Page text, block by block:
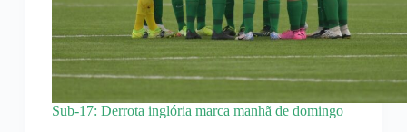
Sub-17: Derrota inglória marca manhã de domingo